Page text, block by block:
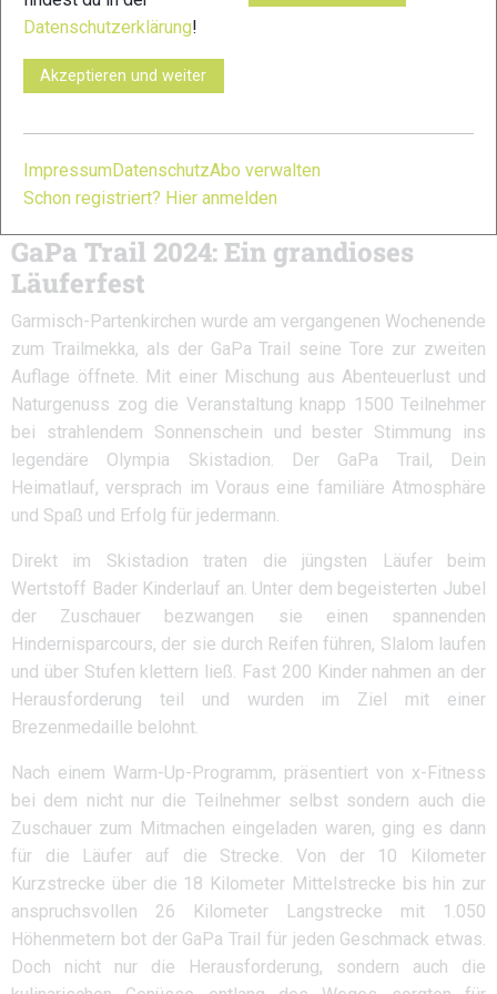
GaPa Trail 2024: Ein grandioses
Läuferfest
Garmisch-Partenkirchen wurde am vergangenen Wochenende
zum Trailmekka, als der GaPa Trail seine Tore zur zweiten
Auflage öffnete. Mit einer Mischung aus Abenteuerlust und
Naturgenuss zog die Veranstaltung knapp 1500 Teilnehmer
bei strahlendem Sonnenschein und bester Stimmung ins
legendäre Olympia Skistadion. Der GaPa Trail, Dein
Heimatlauf, versprach im Voraus eine familiäre Atmosphäre
und Spaß und Erfolg für jedermann.
Direkt im Skistadion traten die jüngsten Läufer beim
Wertstoff Bader Kinderlauf an. Unter dem begeisterten Jubel
der Zuschauer bezwangen sie einen spannenden
Hindernisparcours, der sie durch Reifen führen, Slalom laufen
und über Stufen klettern ließ. Fast 200 Kinder nahmen an der
Herausforderung teil und wurden im Ziel mit einer
Brezenmedaille belohnt.
Nach einem Warm-Up-Programm, präsentiert von x-Fitness
bei dem nicht nur die Teilnehmer selbst sondern auch die
Zuschauer zum Mitmachen eingeladen waren, ging es dann
für die Läufer auf die Strecke. Von der 10 Kilometer
Kurzstrecke über die 18 Kilometer Mittelstrecke bis hin zur
anspruchsvollen 26 Kilometer Langstrecke mit 1.050
Höhenmetern bot der GaPa Trail für jeden Geschmack etwas.
Doch nicht nur die Herausforderung, sondern auch die
Datenschutzerklärung!
Akzeptieren und weiter
ImpressumDatenschutzAbo verwalten
Schon registriert? Hier anmelden